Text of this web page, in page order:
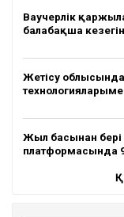
Ваучерлік
балабақша
Жетісу
Жыл басынан бері
платформасында